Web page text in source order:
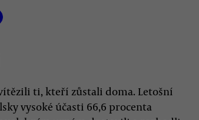
ti, kteří zůstali doma. Letošní
vysoké účasti 66,6 procenta